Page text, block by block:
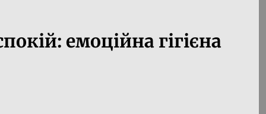
емоційна гігієна